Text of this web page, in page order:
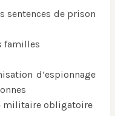
sentences de prison
familles
d’espionnage
militaire obligatoire